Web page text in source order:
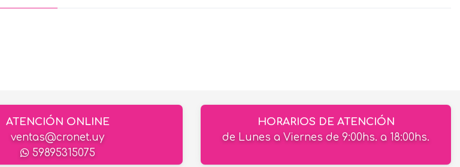
ATENCIÓN ONLINE
ventas@cronet.uy
59895315075
HORARIOS DE ATENCIÓN
de Lunes a Viernes de 9:00hs. a 18:00hs.